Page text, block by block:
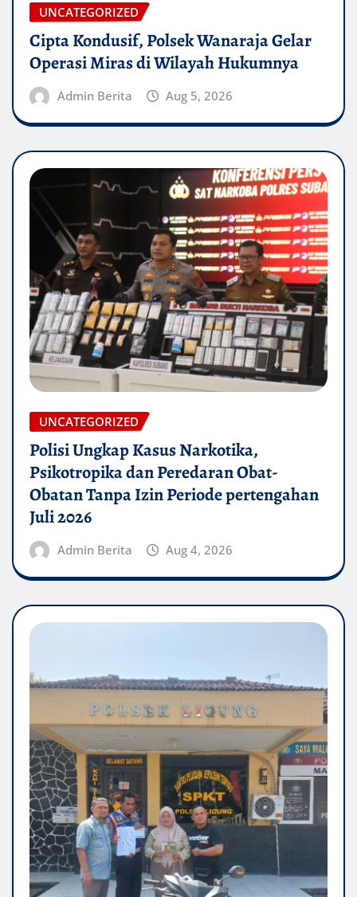
UNCATEGORIZED
Cipta Kondusif, Polsek Wanaraja Gelar
Operasi Miras di Wilayah Hukumnya
Admin Berita Aug 5, 2026
UNCATEGORIZED
Polisi Ungkap Kasus Narkotika,
Psikotropika dan Peredaran Obat-
Obatan Tanpa Izin Periode pertengahan
Juli 2026
Admin Berita Aug 4, 2026